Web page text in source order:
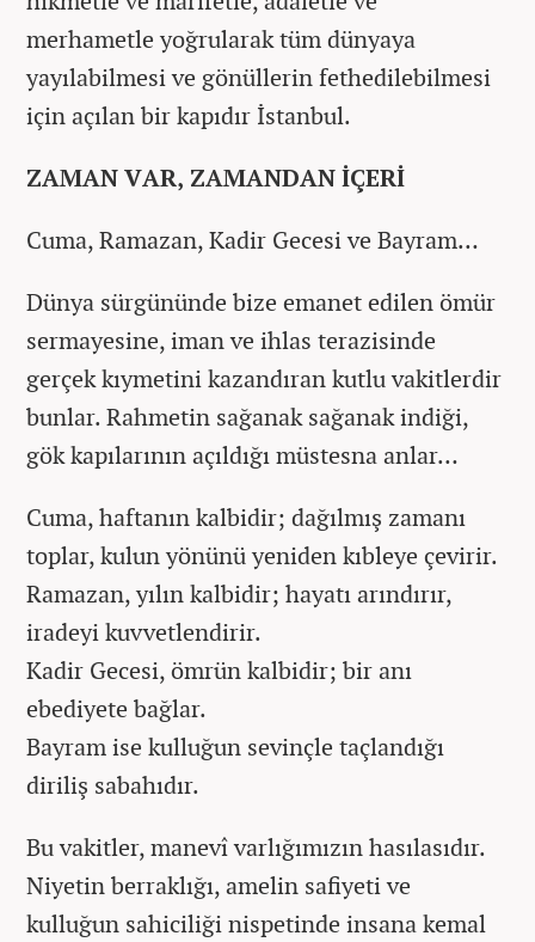
merhametle yoğrularak tüm dünyaya
yayılabilmesi ve gönüllerin fethedilebilmesi
için açılan bir kapıdır İstanbul.
ZAMAN VAR, ZAMANDAN İÇERİ
Cuma, Ramazan, Kadir Gecesi ve Bayram…
Dünya sürgününde bize emanet edilen ömür
sermayesine, iman ve ihlas terazisinde
gerçek kıymetini kazandıran kutlu vakitlerdir
bunlar. Rahmetin sağanak sağanak indiği,
gök kapılarının açıldığı müstesna anlar…
Cuma, haftanın kalbidir; dağılmış zamanı
toplar, kulun yönünü yeniden kıbleye çevirir.
Ramazan, yılın kalbidir; hayatı arındırır,
iradeyi kuvvetlendirir.
Kadir Gecesi, ömrün kalbidir; bir anı
ebediyete bağlar.
Bayram ise kulluğun sevinçle taçlandığı
diriliş sabahıdır.
Bu vakitler, manevî varlığımızın hasılasıdır.
Niyetin berraklığı, amelin safiyeti ve
kulluğun sahiciliği nispetinde insana kemal